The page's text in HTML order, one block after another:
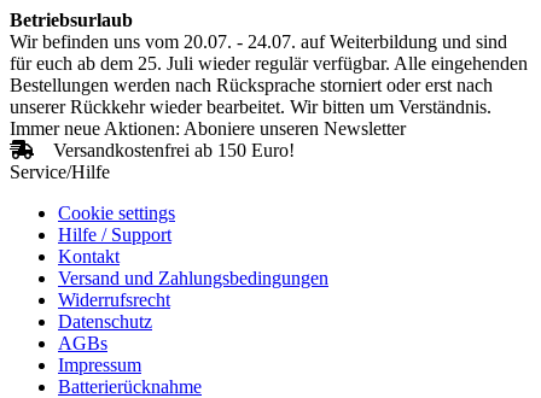
Betriebsurlaub
Wir befinden uns vom 20.07. - 24.07. auf Weiterbildung und sind
für euch ab dem 25. Juli wieder regulär verfügbar. Alle eingehenden
Bestellungen werden nach Rücksprache storniert oder erst nach
unserer Rückkehr wieder bearbeitet. Wir bitten um Verständnis.
Immer neue Aktionen: Aboniere unseren Newsletter
Versandkostenfrei ab 150 Euro!
Service/Hilfe
Cookie settings
Hilfe / Support
Kontakt
Versand und Zahlungsbedingungen
Widerrufsrecht
Datenschutz
AGBs
Impressum
Batterierücknahme